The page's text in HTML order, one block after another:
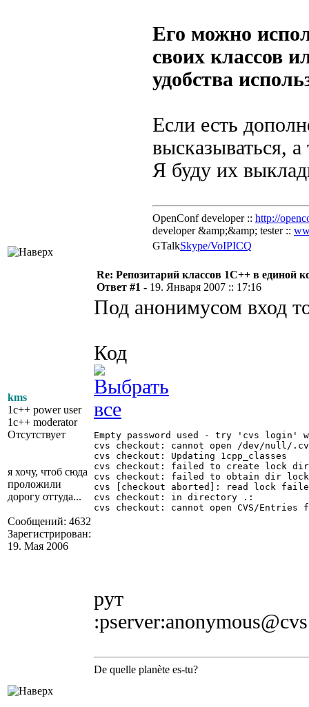
Его можно
своих классов
удобства
Если есть
высказываться,
Я буду их
OpenConf developer :: http://
developer &amp;&amp; tester ::
GTalkSkype/VoIPICQ
kms
1c++ power user
1c++ moderator
Отсутствует
я хочу, чтоб сюда
проложили
дорогу оттуда...
Сообщений: 4632
Зарегистрирован:
19. Мая 2006
Re: Репозитарий классов 1С++ в единой
Ответ #1 - 19. Января 2007 :: 17:16
Под анонимусом вход
Код
Empty password used - try 'cvs login'
cvs checkout: cannot open /dev/null/
cvs checkout: Updating 1cpp_classes
cvs checkout: failed to create lock
cvs checkout: failed to obtain dir
cvs [checkout aborted]: read lock
cvs checkout: in directory .:
cvs checkout: cannot open CVS/
рут
De quelle planète es-tu?